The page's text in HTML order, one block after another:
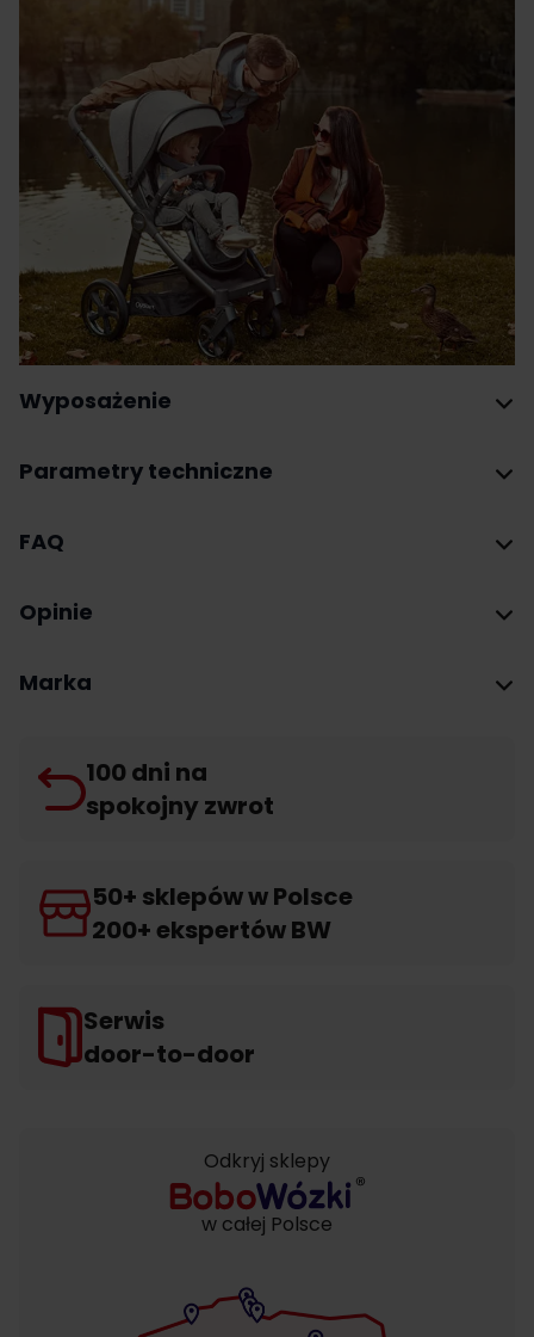
Wyposażenie
Parametry techniczne
FAQ
Opinie
Marka
100 dni na
spokojny zwrot
50+ sklepów w Polsce
200+ ekspertów BW
Serwis
door-to-door
Odkryj sklepy
w całej Polsce